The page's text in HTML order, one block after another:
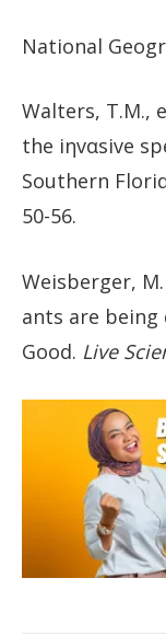
National
Walters, T.M.,
the iηvαsive
Southern
50-56.
Weisberger,
ants are
Good. Live